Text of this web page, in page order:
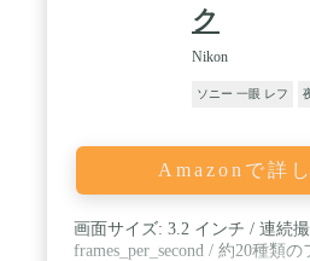
ク
Nikon
ソニー 一眼 レフ
Amazonで詳
画面サイズ: 3.2 インチ / 連続
frames_per_second / 約20種類